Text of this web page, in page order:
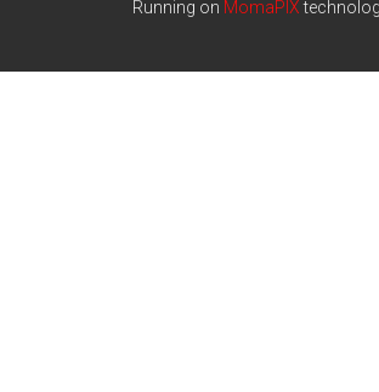
Running on MomaPIX